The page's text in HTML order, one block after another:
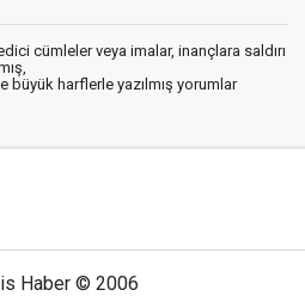
cümleler veya imalar, inançlara saldırı
büyük harflerle yazılmış yorumlar
Haber © 2006